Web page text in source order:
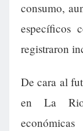
consumo,
específicos
registraron
De cara al
en La